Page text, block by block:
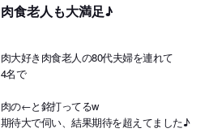
肉食老人も大満足♪
肉大好き肉食老人の80代夫婦を連れて
4名で
肉の←と銘打ってるw
期待大で伺い、結果期待を超えてました♪